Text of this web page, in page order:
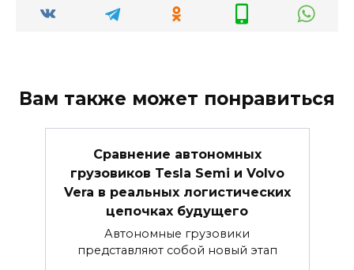
Вам также может понравиться
Сравнение автономных
грузовиков Tesla Semi и Volvo
Vera в реальных логистических
цепочках будущего
Автономные грузовики
представляют собой новый этап